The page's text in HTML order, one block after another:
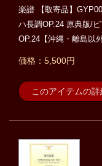
楽譜 【取寄品】
ハ長調OP.24 原典版/
OP.24【沖縄・離島以
価格：5,500円
このアイテムの詳